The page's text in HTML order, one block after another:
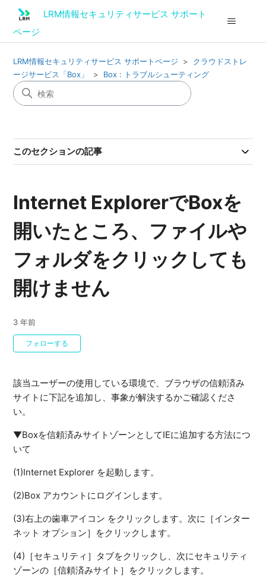
LRM情報セキュリティサービス サポート
ページ
LRM情報セキュリティサービス サポートページ
クラウドストレ
ージサービス「Box」
Box : トラブルシューティング
このセクションの記事
Internet ExplorerでBoxを
開いたところ、ファイルや
フォルダをクリックしても
開けません
3 年前
フォローする
該当ユーザーの使用している環境で、ブラウザの信頼済み
サイトに下記を追加し、事象が解決するかご確認くださ
い。
▼Boxを信頼済みサイトゾーンとしてIEに追加する方法につ
いて
(1)Internet Explorer を起動します。
(2)Box アカウントにログインします。
(3)右上の歯車アイコン をクリックします。次に［インター
ネット オプション］をクリックします。
(4)［セキュリティ］タブをクリックし、次にセキュリティ
ゾーンの［信頼済みサイト］をクリックします。